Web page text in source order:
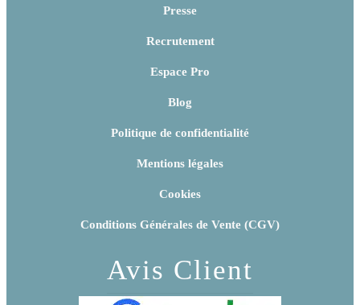
Presse
Recrutement
Espace Pro
Blog
Politique de confidentialité
Mentions légales
Cookies
Conditions Générales de Vente (CGV)
Avis Client